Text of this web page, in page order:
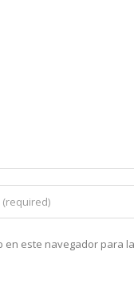
este navegador para